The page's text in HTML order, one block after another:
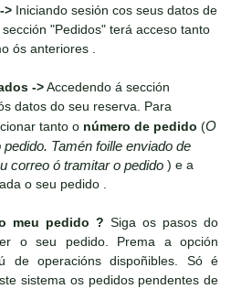
> Iniciando sesión cos seus datos de
"Pedidos" terá acceso tanto
ós anteriores .
->Accedendo á sección
datos do seu reserva. Para
tanto o número de pedido (O
Tamén foille enviado de
correo ó tramitar o pedido ) e a
o seu pedido .
meu pedido ? Siga os pasos do
o seu pedido. Prema a opción
de operacións dispoñibles. Só é
sistema os pedidos pendentes de